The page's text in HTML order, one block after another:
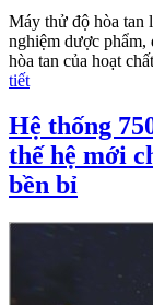
Máy thử độ hòa tan
nghiệm dược phẩm,
hòa tan của hoạt
tiết
Hệ thống
thế hệ mới
bền bỉ